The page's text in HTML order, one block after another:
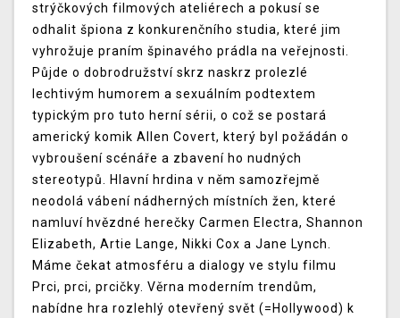
strýčkových filmových ateliérech a pokusí se
odhalit špiona z konkurenčního studia, které jim
vyhrožuje praním špinavého prádla na veřejnosti.
Půjde o dobrodružství skrz naskrz prolezlé
lechtivým humorem a sexuálním podtextem
typickým pro tuto herní sérii, o což se postará
americký komik Allen Covert, který byl požádán o
vybroušení scénáře a zbavení ho nudných
stereotypů. Hlavní hrdina v něm samozřejmě
neodolá vábení nádherných místních žen, které
namluví hvězdné herečky Carmen Electra, Shannon
Elizabeth, Artie Lange, Nikki Cox a Jane Lynch.
Máme čekat atmosféru a dialogy ve stylu filmu
Prci, prci, prcičky. Věrna moderním trendům,
nabídne hra rozlehlý otevřený svět (=Hollywood) k